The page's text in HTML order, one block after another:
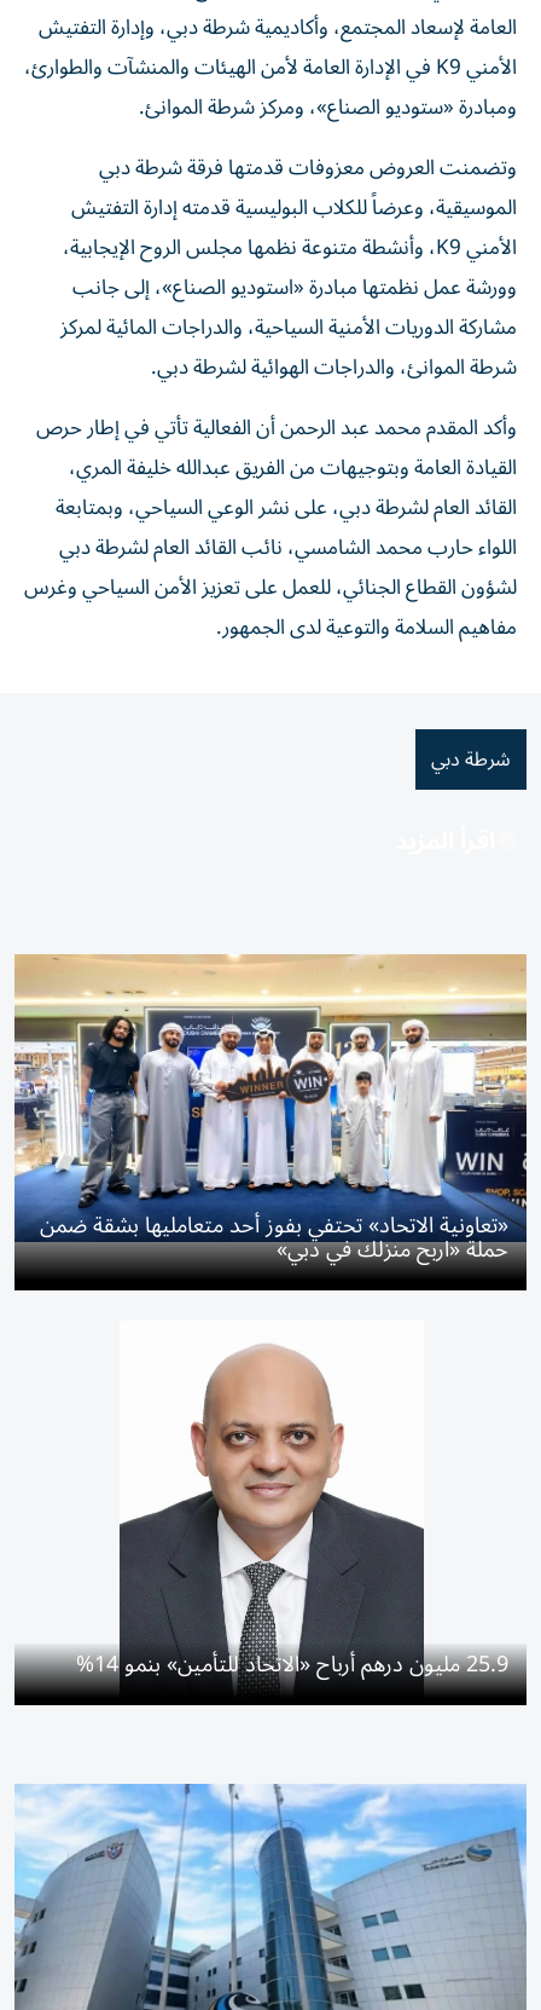
العامة لإسعاد المجتمع، وأكاديمية شرطة دبي، وإدارة التفتيش
الأمني K9 في الإدارة العامة لأمن الهيئات والمنشآت والطوارئ،
ومبادرة «ستوديو الصناع»، ومركز شرطة الموانئ.
وتضمنت العروض معزوفات قدمتها فرقة شرطة دبي
الموسيقية، وعرضاً للكلاب البوليسية قدمته إدارة التفتيش
الأمني K9، وأنشطة متنوعة نظمها مجلس الروح الإيجابية،
وورشة عمل نظمتها مبادرة «استوديو الصناع»، إلى جانب
مشاركة الدوريات الأمنية السياحية، والدراجات المائية لمركز
شرطة الموانئ، والدراجات الهوائية لشرطة دبي.
وأكد المقدم محمد عبد الرحمن أن الفعالية تأتي في إطار حرص
القيادة العامة وبتوجيهات من الفريق عبدالله خليفة المري،
القائد العام لشرطة دبي، على نشر الوعي السياحي، وبمتابعة
اللواء حارب محمد الشامسي، نائب القائد العام لشرطة دبي
لشؤون القطاع الجنائي، للعمل على تعزيز الأمن السياحي وغرس
مفاهيم السلامة والتوعية لدى الجمهور.
شرطة دبي
«تعاونية الاتحاد» تحتفي بفوز أحد متعامليها بشقة ضمن
حملة «اربح منزلك في دبي»
25.9 مليون درهم أرباح «الاتحاد للتأمين» بنمو 14%